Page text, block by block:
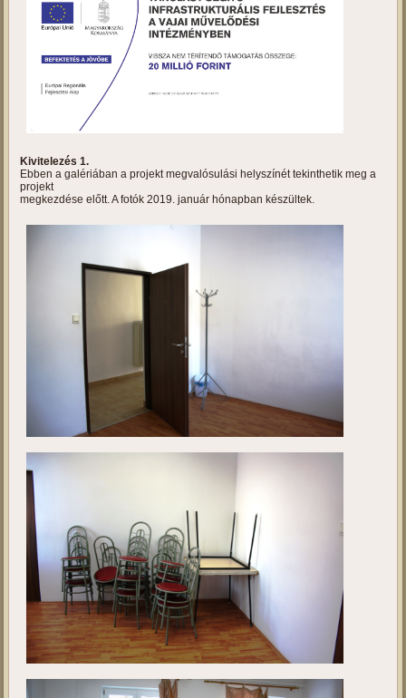
Tanulást segítő infrastrukturális
fejlesztés a vajai művelődési
intézményben
Projektbemutató
Kivitelezés 1.
Ebben a galériában a projekt megvalósulási helyszínét tekinthetik meg a
megkezdése előtt. A fotók 2019. január hónapban készültek.